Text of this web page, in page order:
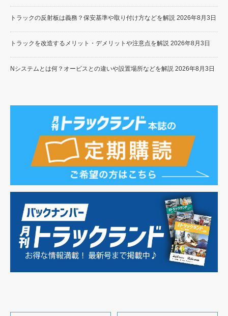
トラックの反射板は義務？保安基準や取り付け方などを解説 2026年8月3日
トラックを改造するメリット・デメリットや注意点を解説 2026年8月3日
Nシステムとは何？オービスとの違いや設置場所などを解説 2026年8月3日